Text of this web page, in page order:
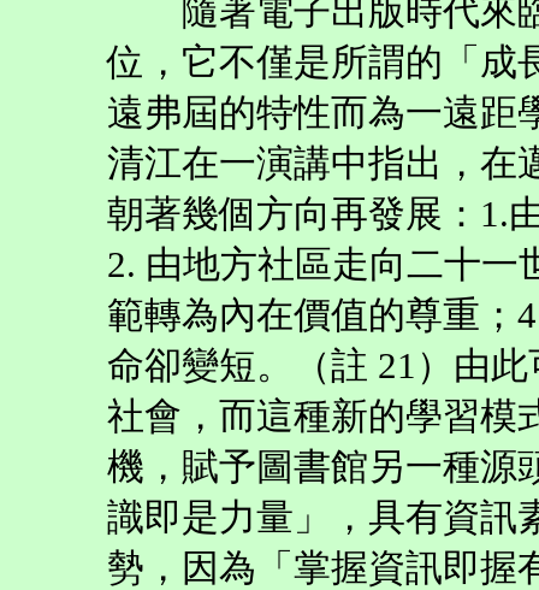
隨著電子出版時代來
位，它不僅是所謂的「成
遠弗屆的特性而為一遠距
清江在一演講中指出，在
朝著幾個方向再發展：1.
2. 由地方社區走向二十一
範轉為內在價值的尊重；
命卻變短。（註 21）由
社會，而這種新的學習模
機，賦予圖書館另一種源
識即是力量」，具有資訊
勢，因為「掌握資訊即握